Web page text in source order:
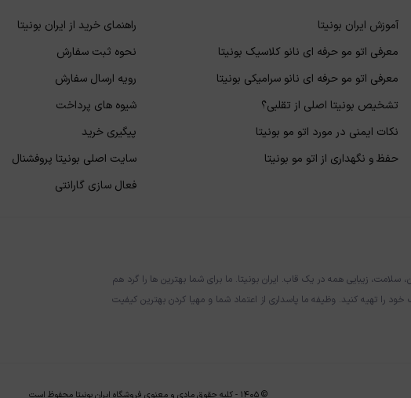
آموزش ایران بونیتا
معرفی اتو مو حرفه ای نانو کلاسیک بونیتا
معرفی اتو مو حرفه ای نانو سرامیکی بونیتا
تشخیص بونیتا اصلی از تقلبی؟
نکات ایمنی در مورد اتو مو بونیتا
حفظ و نگهداری از اتو مو بونیتا
راهنمای خرید از ایران بونیتا
نحوه ثبت سفارش
رویه ارسال سفارش
شیوه های پرداخت
پیگیری خرید
سایت اصلی بونیتا پروفشنال
فعال سازی گارانتی
زیبایی همه در یک قاب. ایران بونیتا. ما برای شما بهترین ها را گرد هم
را تهیه کنید. وظیفه ما پاسداری از اعتماد شما و مهیا کردن بهترین کیفیت
©۱۴۰۵ - کلیه حقوق مادی و معنوی فروشگاه ایران بونیتا محفوظ است